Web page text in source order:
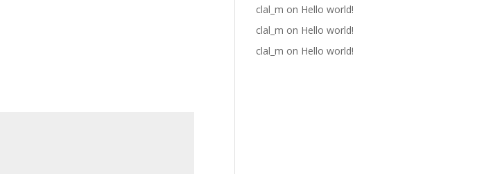
clal_m on Hello world!
clal_m on Hello world!
clal_m on Hello world!